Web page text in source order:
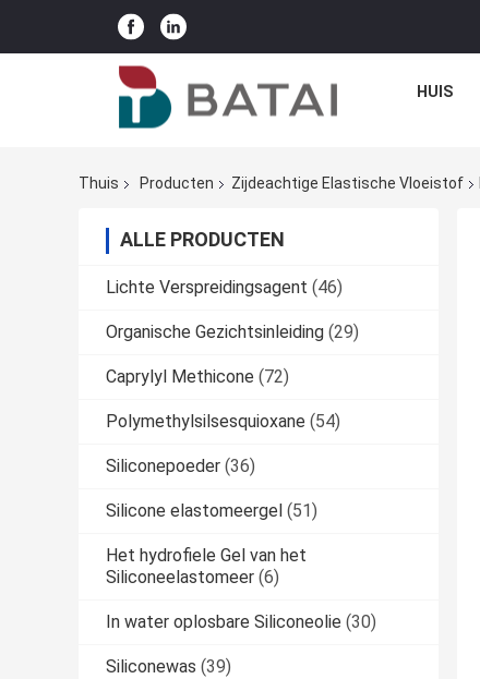
HUIS
Thuis Producten Zijdeachtige Elastische Vloeistof
ALLE PRODUCTEN
Lichte Verspreidingsagent (46)
Organische Gezichtsinleiding (29)
Caprylyl Methicone (72)
Polymethylsilsesquioxane (54)
Siliconepoeder (36)
Silicone elastomeergel (51)
Het hydrofiele Gel van het
Siliconeelastomeer (6)
In water oplosbare Siliconeolie (30)
Siliconewas (39)